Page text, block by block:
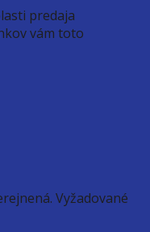
predaja
vám toto
Vyžadované